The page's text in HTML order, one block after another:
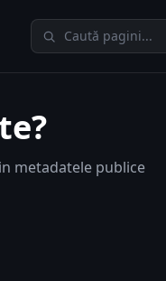
Caută în TheAIMeters
metadatele publice